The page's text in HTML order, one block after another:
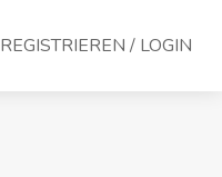
REGISTRIEREN / LOGIN